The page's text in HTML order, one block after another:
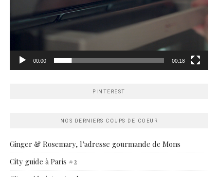
00:00 00:18
PINTEREST
NOS DERNIERS COUPS DE COEUR
Ginger & Rosemary, l’adresse gourmande de Mons
City guide à Paris #2